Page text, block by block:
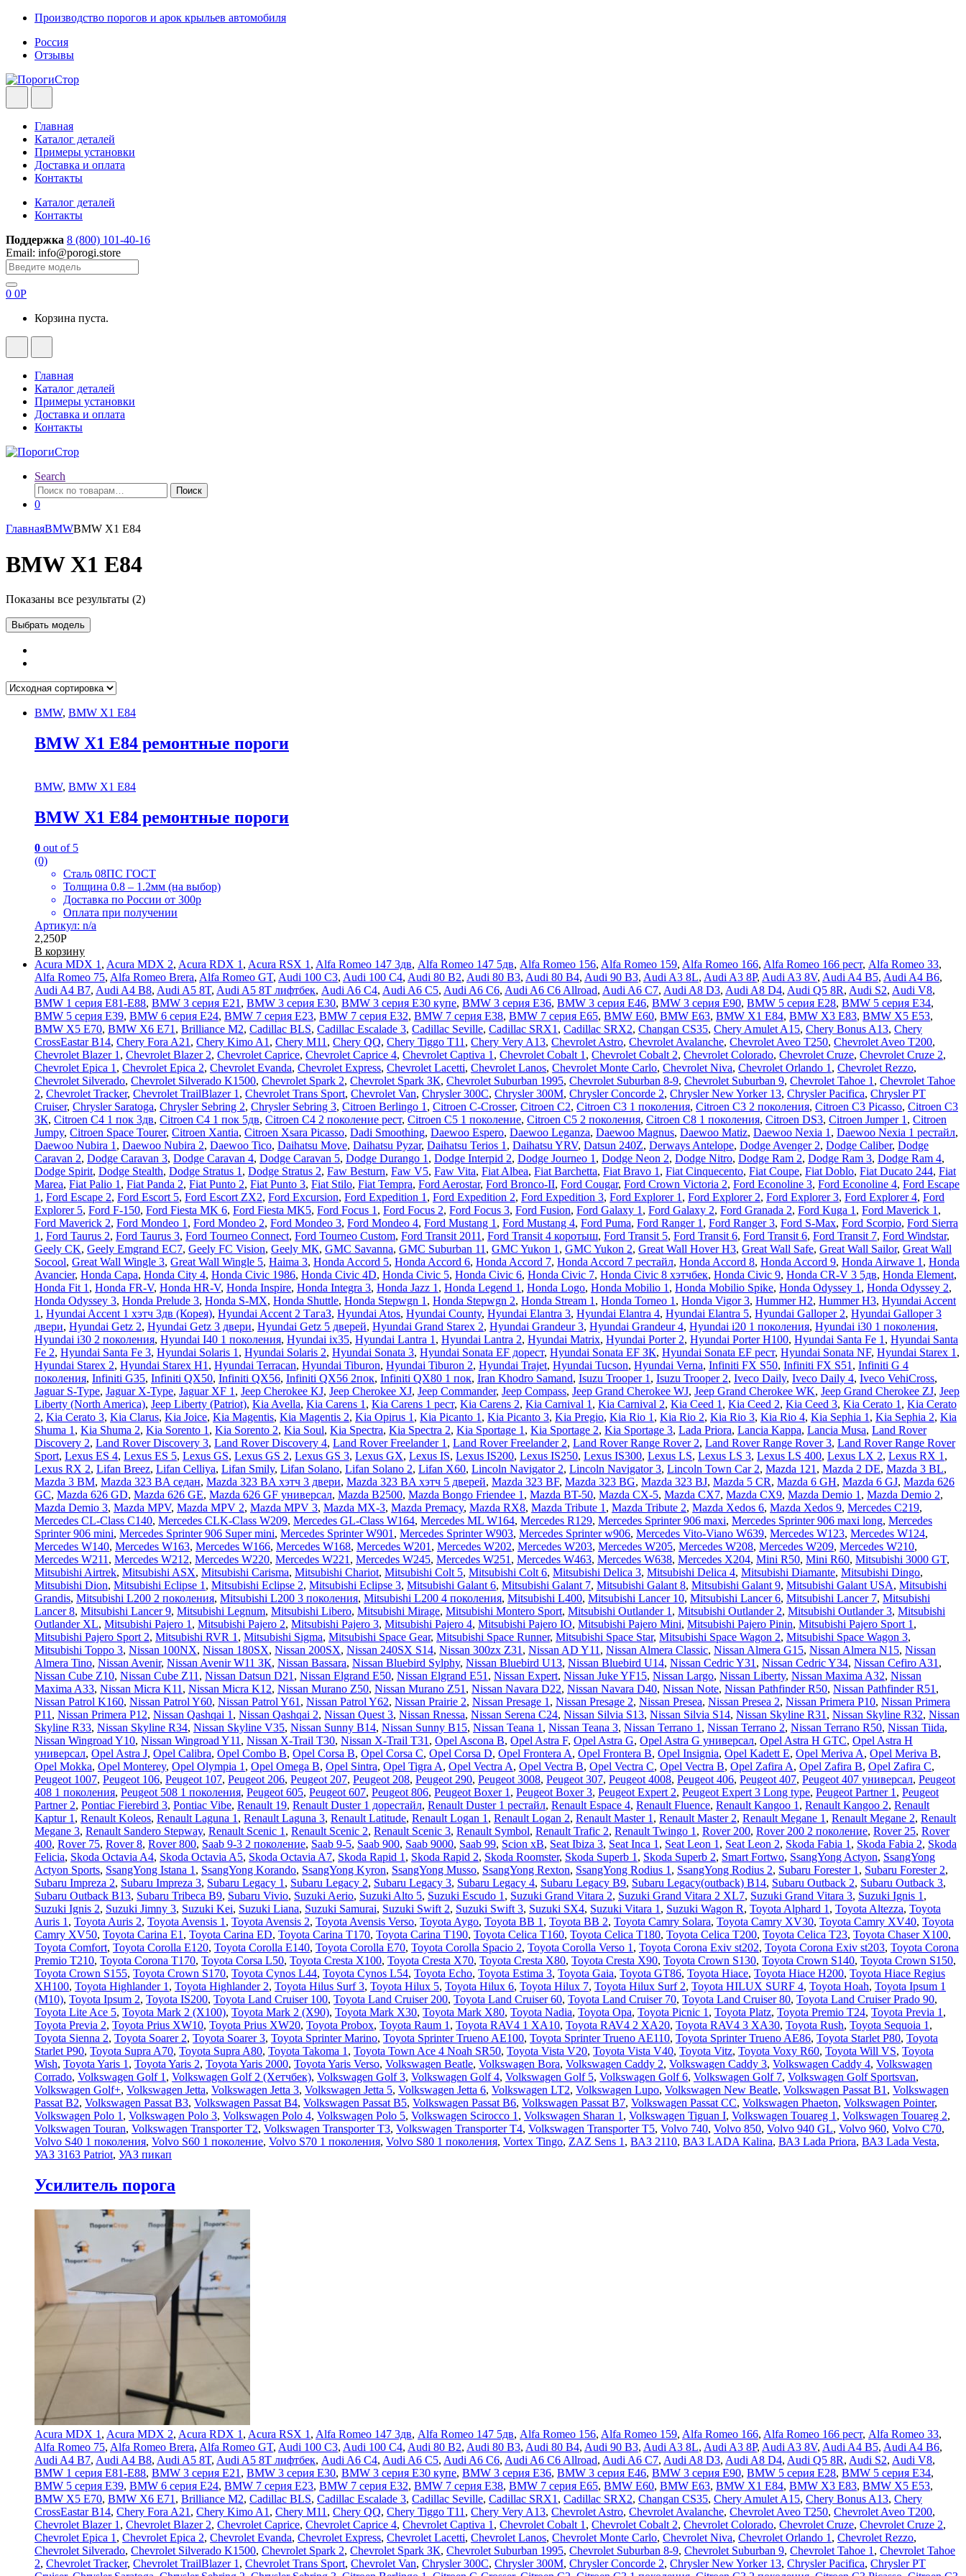
Skip
navigation
Skip
content
Производство порогов и арок крыльев автомобиля
Россия
Отзывы
Главная
Каталог деталей
Примеры установки
Доставка и оплата
Контакты
Каталог деталей
Контакты
Поддержка 8 (800) 101-40-16
Email: info@porogi.store
Search
for:
0 0Р
Корзина пуста.
Главная
Каталог деталей
Примеры установки
Доставка и оплата
Контакты
Search
Искать:
Поиск
0
ГлавнаяBMWBMW X1 E84
BMW X1 E84
Показаны все результаты (2)
Выбрать модель
BMW, BMW X1 E84
BMW X1 E84 ремонтные пороги
BMW, BMW X1 E84
BMW X1 E84 ремонтные пороги
0 out of 5
(0)
Сталь 08ПС ГОСТ
Толщина 0.8 – 1.2мм (на выбор)
Доставка по России от 300р
Оплата при получении
Артикул: n/a
2,250Р
В корзину
Acura MDX 1 , Acura MDX 2, Acura RDX 1 , Acura RSX 1 , Alfa Romeo 147 3дв, Alfa Romeo 147 5дв, Alfa Romeo 156, Alfa Romeo 159, Alfa Romeo 166, Alfa Romeo 166 рест, Alfa Romeo 33,
Alfa Romeo 75, Alfa Romeo Brera, Alfa Romeo GT, Audi 100 C3, Audi 100 C4, Audi 80 B2, Audi 80 B3, Audi 80 B4, Audi 90 B3, Audi A3 8L, Audi A3 8P, Audi A3 8V, Audi A4 B5, Audi A4 B6,
Audi A4 B7, Audi A4 B8, Audi A5 8T, Audi A5 8T лифтбек, Audi A6 C4, Audi A6 C5, Audi A6 C6, Audi A6 C6 Allroad, Audi A6 C7, Audi A8 D3, Audi A8 D4, Audi Q5 8R, Audi S2, Audi V8,
BMW 1 серия E81-E88, BMW 3 серия E21 , BMW 3 серия E30, BMW 3 серия E30 купе, BMW 3 серия E36, BMW 3 серия E46, BMW 3 серия E90, BMW 5 серия E28, BMW 5 серия E34,
BMW 5 серия E39, BMW 6 серия E24, BMW 7 серия E23, BMW 7 серия E32, BMW 7 серия E38, BMW 7 серия E65, BMW E60, BMW E63, BMW X1 E84, BMW X3 E83, BMW X5 E53,
BMW X5 E70, BMW X6 E71 , Brilliance M2, Cadillac BLS, Cadillac Escalade 3, Cadillac Seville, Cadillac SRX1 , Cadillac SRX2, Changan CS35, Chery Amulet A15, Chery Bonus A13, Chery
CrossEastar B14, Chery Fora A21 , Chery Kimo A1 , Chery M11 , Chery QQ, Chery Tiggo T11 , Chery Very A13, Chevrolet Astro, Chevrolet Avalanche, Chevrolet Aveo T250, Chevrolet Aveo Т200,
Chevrolet Blazer 1 , Chevrolet Blazer 2, Chevrolet Caprice, Chevrolet Caprice 4, Chevrolet Captiva 1 , Chevrolet Cobalt 1 , Chevrolet Cobalt 2, Chevrolet Colorado, Chevrolet Cruze, Chevrolet Cruze 2,
Chevrolet Epica 1 , Chevrolet Epica 2, Chevrolet Evanda, Chevrolet Express, Chevrolet Lacetti, Chevrolet Lanos, Chevrolet Monte Carlo, Chevrolet Niva, Chevrolet Orlando 1 , Chevrolet Rezzo,
Chevrolet Silverado, Chevrolet Silverado K1500, Chevrolet Spark 2, Chevrolet Spark ЗК, Chevrolet Suburban 1995, Chevrolet Suburban 8-9, Chevrolet Suburban 9, Chevrolet Tahoe 1 , Chevrolet Tahoe
2, Chevrolet Tracker, Chevrolet TrailBlazer 1 , Chevrolet Trans Sport, Chevrolet Van, Chrysler 300C, Chrysler 300M, Chrysler Concorde 2, Chrysler New Yorker 13, Chrysler Pacifica, Chrysler PT
Cruiser, Chrysler Saratoga, Chrysler Sebring 2, Chrysler Sebring 3, Citroen Berlingo 1 , Citroen C-Crosser, Citroen C2, Citroen C3 1 поколения, Citroen C3 2 поколения, Citroen C3 Picasso, Citroen C3
ЗК, Citroen C4 1 пок 3дв, Citroen C4 1 пок 5дв, Citroen C4 2 поколение рест, Citroen C5 1 поколение, Citroen C5 2 поколения, Citroen C8 1 поколения, Citroen DS3, Citroen Jumper 1 , Citroen
Jumpy, Citroen Space Tourer, Citroen Xantia, Citroen Xsara Picasso, Dadi Smoothing, Daewoo Espero, Daewoo Leganza, Daewoo Magnus, Daewoo Matiz, Daewoo Nexia 1 , Daewoo Nexia 1 рестайл,
Daewoo Nubira 1 , Daewoo Nubira 2, Daewoo Tico, Daihatsu Move, Daihatsu Pyzar, Daihatsu Terios 1 , Daihatsu YRV, Datsun 240Z, Derways Antelope, Dodge Avenger 2, Dodge Caliber, Dodge
Caravan 2, Dodge Caravan 3, Dodge Caravan 4, Dodge Caravan 5, Dodge Durango 1 , Dodge Interpid 2, Dodge Journeo 1 , Dodge Neon 2, Dodge Nitro, Dodge Ram 2, Dodge Ram 3, Dodge Ram 4,
Dodge Spirit, Dodge Stealth, Dodge Stratus 1 , Dodge Stratus 2, Faw Besturn, Faw V5, Faw Vita, Fiat Albea, Fiat Barchetta, Fiat Bravo 1 , Fiat Cinquecento, Fiat Coupe, Fiat Doblo, Fiat Ducato 244, Fiat
Marea, Fiat Palio 1 , Fiat Panda 2, Fiat Punto 2, Fiat Punto 3, Fiat Stilo, Fiat Tempra, Ford Aerostar, Ford Bronco-II, Ford Cougar, Ford Crown Victoria 2, Ford Econoline 3, Ford Econoline 4, Ford Escape
1 , Ford Escape 2, Ford Escort 5, Ford Escort ZX2, Ford Excursion, Ford Expedition 1 , Ford Expedition 2, Ford Expedition 3, Ford Explorer 1 , Ford Explorer 2, Ford Explorer 3, Ford Explorer 4, Ford
Explorer 5, Ford F-150, Ford Fiesta MK 6, Ford Fiesta MK5, Ford Focus 1 , Ford Focus 2, Ford Focus 3, Ford Fusion, Ford Galaxy 1 , Ford Galaxy 2, Ford Granada 2, Ford Kuga 1 , Ford Maverick 1 ,
Ford Maverick 2, Ford Mondeo 1 , Ford Mondeo 2, Ford Mondeo 3, Ford Mondeo 4, Ford Mustang 1 , Ford Mustang 4, Ford Puma, Ford Ranger 1 , Ford Ranger 3, Ford S-Max, Ford Scorpio, Ford Sierra
1 , Ford Taurus 2, Ford Taurus 3, Ford Tourneo Connect, Ford Tourneo Custom, Ford Transit 2011 , Ford Transit 4 коротыш, Ford Transit 5, Ford Transit 6, Ford Transit 6, Ford Transit 7, Ford Windstar,
Geely CK, Geely Emgrand EC7, Geely FC Vision, Geely МК, GMC Savanna, GMC Suburban 11 , GMC Yukon 1 , GMC Yukon 2, Great Wall Hover H3, Great Wall Safe, Great Wall Sailor, Great Wall
Socool, Great Wall Wingle 3, Great Wall Wingle 5, Haima 3, Honda Accord 5, Honda Accord 6, Honda Accord 7, Honda Accord 7 рестайл, Honda Accord 8, Honda Accord 9, Honda Airwave 1 , Honda
Avancier, Honda Capa, Honda City 4, Honda Civic 1986, Honda Civic 4D, Honda Civic 5, Honda Civic 6, Honda Civic 7, Honda Civic 8 хэтчбек, Honda Civic 9, Honda CR-V 3 5дв, Honda Element,
Honda Fit 1 , Honda FR-V, Honda HR-V, Honda Inspire, Honda Integra 3, Honda Jazz 1 , Honda Legend 1 , Honda Logo, Honda Mobilio 1 , Honda Mobilio Spike, Honda Odyssey 1 , Honda Odyssey 2,
Honda Odyssey 3, Honda Prelude 3, Honda S-MX, Honda Shuttle, Honda Stepwgn 1 , Honda Stepwgn 2, Honda Stream 1 , Honda Torneo 1 , Honda Vigor 3, Hummer H2, Hummer H3, Hyundai Accent
1 , Hyundai Accent 1 хэтч 3дв (Корея), Hyundai Accent 2 ТагаЗ, Hyundai Atos, Hyundai County, Hyundai Elantra 3, Hyundai Elantra 4, Hyundai Elantra 5, Hyundai Galloper 2, Hyundai Galloper 3
двери, Hyundai Getz 2, Hyundai Getz 3 двери, Hyundai Getz 5 дверей, Hyundai Grand Starex 2, Hyundai Grandeur 3, Hyundai Grandeur 4, Hyundai i20 1 поколения, Hyundai i30 1 поколения,
Hyundai i30 2 поколения, Hyundai I40 1 поколения, Hyundai ix35, Hyundai Lantra 1 , Hyundai Lantra 2, Hyundai Matrix, Hyundai Porter 2, Hyundai Porter H100, Hyundai Santa Fe 1 , Hyundai Santa
Fe 2, Hyundai Santa Fe 3, Hyundai Solaris 1 , Hyundai Solaris 2, Hyundai Sonata 3, Hyundai Sonata EF дорест, Hyundai Sonata EF ЗК, Hyundai Sonata EF рест, Hyundai Sonata NF, Hyundai Starex 1 ,
Hyundai Starex 2, Hyundai Starex H1 , Hyundai Terracan, Hyundai Tiburon, Hyundai Tiburon 2, Hyundai Trajet, Hyundai Tucson, Hyundai Verna, Infiniti FX S50, Infiniti FX S51 , Infiniti G 4
поколения, Infiniti G35, Infiniti QX50, Infiniti QX56, Infiniti QX56 2пок, Infiniti QX80 1 пок, Iran Khodro Samand, Isuzu Trooper 1 , Isuzu Trooper 2, Iveco Daily, Iveco Daily 4, Iveco VehiCross,
Jaguar S-Type, Jaguar X-Type, Jaguar XF 1 , Jeep Cherokee KJ, Jeep Cherokee XJ, Jeep Commander, Jeep Compass, Jeep Grand Cherokee WJ, Jeep Grand Cherokee WK, Jeep Grand Cherokee ZJ, Jeep
Liberty (North America), Jeep Liberty (Patriot), Kia Avella, Kia Carens 1 , Kia Carens 1 рест, Kia Carens 2, Kia Carnival 1 , Kia Carnival 2, Kia Ceed 1 , Kia Ceed 2, Kia Ceed 3, Kia Cerato 1 , Kia Cerato
2, Kia Cerato 3, Kia Clarus, Kia Joice, Kia Magentis, Kia Magentis 2, Kia Opirus 1 , Kia Picanto 1 , Kia Picanto 3, Kia Pregio, Kia Rio 1 , Kia Rio 2, Kia Rio 3, Kia Rio 4, Kia Sephia 1 , Kia Sephia 2, Kia
Shuma 1 , Kia Shuma 2, Kia Sorento 1 , Kia Sorento 2, Kia Soul, Kia Spectra, Kia Spectra 2, Kia Sportage 1 , Kia Sportage 2, Kia Sportage 3, Lada Priora, Lancia Kappa, Lancia Musa, Land Rover
Discovery 2, Land Rover Discovery 3, Land Rover Discovery 4, Land Rover Freelander 1 , Land Rover Freelander 2, Land Rover Range Rover 2, Land Rover Range Rover 3, Land Rover Range Rover
Sport, Lexus ES 4, Lexus ES 5, Lexus GS, Lexus GS 2, Lexus GS 3, Lexus GX, Lexus IS, Lexus IS200, Lexus IS250, Lexus IS300, Lexus LS, Lexus LS 3, Lexus LS 400, Lexus LX 2, Lexus RX 1 ,
Lexus RX 2, Lifan Breez, Lifan Celliya, Lifan Smily, Lifan Solano, Lifan Solano 2, Lifan X60, Lincoln Navigator 2, Lincoln Navigator 3, Lincoln Town Car 2, Mazda 121 , Mazda 2 DE, Mazda 3 BL,
Mazda 3 BM, Mazda 323 BA седан, Mazda 323 BA хэтч 3 двери, Mazda 323 BA хэтч 5 дверей, Mazda 323 BF, Mazda 323 BG, Mazda 323 BJ, Mazda 5 CR, Mazda 6 GH, Mazda 6 GJ, Mazda 626
GC, Mazda 626 GD, Mazda 626 GE, Mazda 626 GF универсал, Mazda B2500, Mazda Bongo Friendee 1 , Mazda BT-50, Mazda CX-5, Mazda CX7, Mazda CX9, Mazda Demio 1 , Mazda Demio 2,
Mazda Demio 3, Mazda MPV, Mazda MPV 2, Mazda MPV 3, Mazda MX-3, Mazda Premacy, Mazda RX8, Mazda Tribute 1 , Mazda Tribute 2, Mazda Xedos 6, Mazda Xedos 9, Mercedes C219,
Mercedes CL-Class C140, Mercedes CLK-Class W209, Mercedes GL-Class W164, Mercedes ML W164, Mercedes R129, Mercedes Sprinter 906 maxi, Mercedes Sprinter 906 maxi long, Mercedes
Sprinter 906 mini, Mercedes Sprinter 906 Super mini, Mercedes Sprinter W901 , Mercedes Sprinter W903, Mercedes Sprinter w906, Mercedes Vito-Viano W639, Mercedes W123, Mercedes W124,
Mercedes W140, Mercedes W163, Mercedes W166, Mercedes W168, Mercedes W201 , Mercedes W202, Mercedes W203, Mercedes W205, Mercedes W208, Mercedes W209, Mercedes W210,
Mercedes W211 , Mercedes W212, Mercedes W220, Mercedes W221 , Mercedes W245, Mercedes W251 , Mercedes W463, Mercedes W638, Mercedes X204, Mini R50, Mini R60, Mitsubishi 3000 GT,
Mitsubishi Airtrek, Mitsubishi ASX, Mitsubishi Carisma, Mitsubishi Chariot, Mitsubishi Colt 5, Mitsubishi Colt 6, Mitsubishi Delica 3, Mitsubishi Delica 4, Mitsubishi Diamante, Mitsubishi Dingo,
Mitsubishi Dion, Mitsubishi Eclipse 1 , Mitsubishi Eclipse 2, Mitsubishi Eclipse 3, Mitsubishi Galant 6, Mitsubishi Galant 7, Mitsubishi Galant 8, Mitsubishi Galant 9, Mitsubishi Galant USA, Mitsubishi
Grandis, Mitsubishi L200 2 поколения, Mitsubishi L200 3 поколения, Mitsubishi L200 4 поколения, Mitsubishi L400, Mitsubishi Lancer 10, Mitsubishi Lancer 6, Mitsubishi Lancer 7, Mitsubishi
Lancer 8, Mitsubishi Lancer 9, Mitsubishi Legnum, Mitsubishi Libero, Mitsubishi Mirage, Mitsubishi Montero Sport, Mitsubishi Outlander 1 , Mitsubishi Outlander 2, Mitsubishi Outlander 3, Mitsubishi
Outlander XL, Mitsubishi Pajero 1 , Mitsubishi Pajero 2, Mitsubishi Pajero 3, Mitsubishi Pajero 4, Mitsubishi Pajero IO, Mitsubishi Pajero Mini, Mitsubishi Pajero Pinin, Mitsubishi Pajero Sport 1 ,
Mitsubishi Pajero Sport 2, Mitsubishi RVR 1 , Mitsubishi Sigma, Mitsubishi Space Gear, Mitsubishi Space Runner, Mitsubishi Space Star, Mitsubishi Space Wagon 2, Mitsubishi Space Wagon 3,
Mitsubishi Toppo 3, Nissan 100NX, Nissan 180SX, Nissan 200SX, Nissan 240SX S14, Nissan 300zx Z31 , Nissan AD Y11 , Nissan Almera Classic, Nissan Almera G15, Nissan Almera N15, Nissan
Almera Tino, Nissan Avenir, Nissan Avenir W11 ЗК, Nissan Bassara, Nissan Bluebird Sylphy, Nissan Bluebird U13, Nissan Bluebird U14, Nissan Cedric Y31 , Nissan Cedric Y34, Nissan Cefiro A31 ,
Nissan Cube Z10, Nissan Cube Z11 , Nissan Datsun D21 , Nissan Elgrand E50, Nissan Elgrand E51 , Nissan Expert, Nissan Juke YF15, Nissan Largo, Nissan Liberty, Nissan Maxima A32, Nissan
Maxima A33, Nissan Micra K11 , Nissan Micra K12, Nissan Murano Z50, Nissan Murano Z51 , Nissan Navara D22, Nissan Navara D40, Nissan Note, Nissan Pathfinder R50, Nissan Pathfinder R51 ,
Nissan Patrol K160, Nissan Patrol Y60, Nissan Patrol Y61 , Nissan Patrol Y62, Nissan Prairie 2, Nissan Presage 1 , Nissan Presage 2, Nissan Presea, Nissan Presea 2, Nissan Primera P10, Nissan Primera
P11 , Nissan Primera P12, Nissan Qashqai 1 , Nissan Qashqai 2, Nissan Quest 3, Nissan Rnessa, Nissan Serena C24, Nissan Silvia S13, Nissan Silvia S14, Nissan Skyline R31 , Nissan Skyline R32, Nissan
Skyline R33, Nissan Skyline R34, Nissan Skyline V35, Nissan Sunny B14, Nissan Sunny B15, Nissan Teana 1 , Nissan Teana 3, Nissan Terrano 1 , Nissan Terrano 2, Nissan Terrano R50, Nissan Tiida,
Nissan Wingroad Y10, Nissan Wingroad Y11 , Nissan X-Trail T30, Nissan X-Trail T31 , Opel Ascona B, Opel Astra F, Opel Astra G, Opel Astra G универсал, Opel Astra H GTC, Opel Astra H
универсал, Opel Astra J, Opel Calibra, Opel Combo B, Opel Corsa B, Opel Corsa C, Opel Corsa D, Opel Frontera A, Opel Frontera B, Opel Insignia, Opel Kadett E, Opel Meriva A, Opel Meriva B,
Opel Mokka, Opel Monterey, Opel Olympia 1 , Opel Omega B, Opel Sintra, Opel Tigra A, Opel Vectra A, Opel Vectra B, Opel Vectra C, Opel Vectra В, Opel Zafira A, Opel Zafira B, Opel Zafira C,
Peugeot 1007, Peugeot 106, Peugeot 107, Peugeot 206, Peugeot 207, Peugeot 208, Peugeot 290, Peugeot 3008, Peugeot 307, Peugeot 4008, Peugeot 406, Peugeot 407, Peugeot 407 универсал, Peugeot
408 1 поколения, Peugeot 508 1 поколения, Peugeot 605, Peugeot 607, Peugeot 806, Peugeot Boxer 1 , Peugeot Boxer 3, Peugeot Expert 2, Peugeot Expert 3 Long type, Peugeot Partner 1 , Peugeot
Partner 2, Pontiac Fierebird 3, Pontiac Vibe, Renault 19, Renault Duster 1 дорестайл, Renault Duster 1 рестайл, Renault Espace 4, Renault Fluence, Renault Kangoo 1 , Renault Kangoo 2, Renault
Kaptur 1 , Renault Koleos, Renault Laguna 1 , Renault Laguna 3, Renault Latitude, Renault Logan 1 , Renault Logan 2, Renault Master 1 , Renault Master 2, Renault Megane 1 , Renault Megane 2, Renault
Megane 3, Renault Sandero Stepway, Renault Scenic 1 , Renault Scenic 2, Renault Scenic 3, Renault Symbol, Renault Trafic 2, Renault Twingo 1 , Rover 200, Rover 200 2 поколение, Rover 25, Rover
400, Rover 75, Rover 8, Rover 800, Saab 9-3 2 поколение, Saab 9-5, Saab 900, Saab 9000, Saab 99, Scion xB, Seat Ibiza 3, Seat Inca 1 , Seat Leon 1 , Seat Leon 2, Skoda Fabia 1 , Skoda Fabia 2, Skoda
Felicia, Skoda Octavia A4, Skoda Octavia A5, Skoda Octavia A7, Skoda Rapid 1 , Skoda Rapid 2, Skoda Roomster, Skoda Superb 1 , Skoda Superb 2, Smart Fortwo, SsangYong Actyon, SsangYong
Actyon Sports, SsangYong Istana 1 , SsangYong Korando, SsangYong Kyron, SsangYong Musso, SsangYong Rexton, SsangYong Rodius 1 , SsangYong Rodius 2, Subaru Forester 1 , Subaru Forester 2,
Subaru Impreza 2, Subaru Impreza 3, Subaru Legacy 1 , Subaru Legacy 2, Subaru Legacy 3, Subaru Legacy 4, Subaru Legacy B9, Subaru Legacy(outback) B14, Subaru Outback 2, Subaru Outback 3,
Subaru Outback B13, Subaru Tribeca B9, Subaru Vivio, Suzuki Aerio, Suzuki Alto 5, Suzuki Escudo 1 , Suzuki Grand Vitara 2, Suzuki Grand Vitara 2 XL7, Suzuki Grand Vitara 3, Suzuki Ignis 1 ,
Suzuki Ignis 2, Suzuki Jimny 3, Suzuki Kei, Suzuki Liana, Suzuki Samurai, Suzuki Swift 2, Suzuki Swift 3, Suzuki SX4, Suzuki Vitara 1 , Suzuki Wagon R, Toyota Alphard 1 , Toyota Altezza, Toyota
Auris 1 , Toyota Auris 2, Toyota Avensis 1 , Toyota Avensis 2, Toyota Avensis Verso, Toyota Aygo, Toyota BB 1 , Toyota BB 2, Toyota Camry Solara, Toyota Camry XV30, Toyota Camry XV40, Toyota
Camry XV50, Toyota Carina E1 , Toyota Carina ED, Toyota Carina T170, Toyota Carina T190, Toyota Celica T160, Toyota Celica T180, Toyota Celica T200, Toyota Celica T23, Toyota Chaser X100,
Toyota Comfort, Toyota Corolla E120, Toyota Corolla E140, Toyota Corolla E70, Toyota Corolla Spacio 2, Toyota Corolla Verso 1 , Toyota Corona Exiv st202, Toyota Corona Exiv st203, Toyota Corona
Premio T210, Toyota Corona T170, Toyota Corsa L50, Toyota Cresta X100, Toyota Cresta X70, Toyota Cresta X80, Toyota Cresta X90, Toyota Crown S130, Toyota Crown S140, Toyota Crown S150,
Toyota Crown S155, Toyota Crown S170, Toyota Cynos L44, Toyota Cynos L54, Toyota Echo, Toyota Estima 3, Toyota Gaia, Toyota GT86, Toyota Hiace, Toyota Hiace H200, Toyota Hiace Regius
XH100, Toyota Highlander 1 , Toyota Highlander 2, Toyota Hilus Surf 3, Toyota Hilux 5, Toyota Hilux 6, Toyota Hilux 7, Toyota Hilux Surf 2, Toyota HILUX SURF 4, Toyota Hoah, Toyota Ipsum 1
(М10), Toyota Ipsum 2, Toyota IS200, Toyota Land Cruiser 100, Toyota Land Cruiser 200, Toyota Land Cruiser 60, Toyota Land Cruiser 70, Toyota Land Cruiser 80, Toyota Land Cruiser Prado 90,
Toyota Lite Ace 5, Toyota Mark 2 (Х100), Toyota Mark 2 (Х90), Toyota Mark X30, Toyota Mark X80, Toyota Nadia, Toyota Opa, Toyota Picnic 1 , Toyota Platz, Toyota Premio T24, Toyota Previa 1 ,
Toyota Previa 2, Toyota Prius XW10, Toyota Prius XW20, Toyota Probox, Toyota Raum 1 , Toyota RAV4 1 XA10, Toyota RAV4 2 XA20, Toyota RAV4 3 XA30, Toyota Rush, Toyota Sequoia 1 ,
Toyota Sienna 2, Toyota Soarer 2, Toyota Soarer 3, Toyota Sprinter Marino, Toyota Sprinter Trueno AE100, Toyota Sprinter Trueno AE110, Toyota Sprinter Trueno AE86, Toyota Starlet P80, Toyota
Starlet P90, Toyota Supra A70, Toyota Supra A80, Toyota Takoma 1 , Toyota Town Ace 4 Noah SR50, Toyota Vista V20, Toyota Vista V40, Toyota Vitz, Toyota Voxy R60, Toyota Will VS, Toyota
Wish, Toyota Yaris 1 , Toyota Yaris 2, Toyota Yaris 2000, Toyota Yaris Verso, Volkswagen Beatle, Volkswagen Bora, Volkswagen Caddy 2, Volkswagen Caddy 3, Volkswagen Caddy 4, Volkswagen
Corrado, Volkswagen Golf 1 , Volkswagen Golf 2 (Хетчбек), Volkswagen Golf 3, Volkswagen Golf 4, Volkswagen Golf 5, Volkswagen Golf 6, Volkswagen Golf 7, Volkswagen Golf Sportsvan,
Volkswagen Golf+, Volkswagen Jetta, Volkswagen Jetta 3, Volkswagen Jetta 5, Volkswagen Jetta 6, Volkswagen LT2, Volkswagen Lupo, Volkswagen New Beatle, Volkswagen Passat B1 , Volkswagen
Passat B2, Volkswagen Passat B3, Volkswagen Passat B4, Volkswagen Passat B5, Volkswagen Passat B6, Volkswagen Passat B7, Volkswagen Passat CC, Volkswagen Phaeton, Volkswagen Pointer,
Volkswagen Polo 1 , Volkswagen Polo 3, Volkswagen Polo 4, Volkswagen Polo 5, Volkswagen Scirocco 1 , Volkswagen Sharan 1 , Volkswagen Tiguan I, Volkswagen Touareg 1 , Volkswagen Touareg 2,
Volkswagen Touran, Volkswagen Transporter T2, Volkswagen Transporter T3, Volkswagen Transporter T4, Volkswagen Transporter T5, Volvo 740, Volvo 850, Volvo 940 GL, Volvo 960, Volvo C70,
Volvo S40 1 поколения, Volvo S60 1 поколение, Volvo S70 1 поколения, Volvo S80 1 поколения, Vortex Tingo, ZAZ Sens 1 , ВАЗ 2110, ВАЗ LADA Kalina, ВАЗ Lada Priora, ВАЗ Lada Vesta,
УАЗ 3163 Patriot, УАЗ пикап
Усилитель порога
Acura MDX 1 , Acura MDX 2, Acura RDX 1 , Acura RSX 1 , Alfa Romeo 147 3дв, Alfa Romeo 147 5дв, Alfa Romeo 156, Alfa Romeo 159, Alfa Romeo 166, Alfa Romeo 166 рест, Alfa Romeo 33,
Alfa Romeo 75, Alfa Romeo Brera, Alfa Romeo GT, Audi 100 C3, Audi 100 C4, Audi 80 B2, Audi 80 B3, Audi 80 B4, Audi 90 B3, Audi A3 8L, Audi A3 8P, Audi A3 8V, Audi A4 B5, Audi A4 B6,
Audi A4 B7, Audi A4 B8, Audi A5 8T, Audi A5 8T лифтбек, Audi A6 C4, Audi A6 C5, Audi A6 C6, Audi A6 C6 Allroad, Audi A6 C7, Audi A8 D3, Audi A8 D4, Audi Q5 8R, Audi S2, Audi V8,
BMW 1 серия E81-E88, BMW 3 серия E21 , BMW 3 серия E30, BMW 3 серия E30 купе, BMW 3 серия E36, BMW 3 серия E46, BMW 3 серия E90, BMW 5 серия E28, BMW 5 серия E34,
BMW 5 серия E39, BMW 6 серия E24, BMW 7 серия E23, BMW 7 серия E32, BMW 7 серия E38, BMW 7 серия E65, BMW E60, BMW E63, BMW X1 E84, BMW X3 E83, BMW X5 E53,
BMW X5 E70, BMW X6 E71 , Brilliance M2, Cadillac BLS, Cadillac Escalade 3, Cadillac Seville, Cadillac SRX1 , Cadillac SRX2, Changan CS35, Chery Amulet A15, Chery Bonus A13, Chery
CrossEastar B14, Chery Fora A21 , Chery Kimo A1 , Chery M11 , Chery QQ, Chery Tiggo T11 , Chery Very A13, Chevrolet Astro, Chevrolet Avalanche, Chevrolet Aveo T250, Chevrolet Aveo Т200,
Chevrolet Blazer 1 , Chevrolet Blazer 2, Chevrolet Caprice, Chevrolet Caprice 4, Chevrolet Captiva 1 , Chevrolet Cobalt 1 , Chevrolet Cobalt 2, Chevrolet Colorado, Chevrolet Cruze, Chevrolet Cruze 2,
Chevrolet Epica 1 , Chevrolet Epica 2, Chevrolet Evanda, Chevrolet Express, Chevrolet Lacetti, Chevrolet Lanos, Chevrolet Monte Carlo, Chevrolet Niva, Chevrolet Orlando 1 , Chevrolet Rezzo,
Chevrolet Silverado, Chevrolet Silverado K1500, Chevrolet Spark 2, Chevrolet Spark ЗК, Chevrolet Suburban 1995, Chevrolet Suburban 8-9, Chevrolet Suburban 9, Chevrolet Tahoe 1 , Chevrolet Tahoe
2, Chevrolet Tracker, Chevrolet TrailBlazer 1 , Chevrolet Trans Sport, Chevrolet Van, Chrysler 300C, Chrysler 300M, Chrysler Concorde 2, Chrysler New Yorker 13, Chrysler Pacifica, Chrysler PT